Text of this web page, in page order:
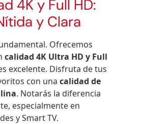
4K y Full HD:
y Clara
Ofrecemos
calidad 4K Ultra HD y Full
excelente. Disfruta de tus
con unacalidad de
. Notarás la diferencia
especialmente en
y Smart TV.